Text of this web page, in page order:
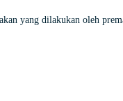
yang dilakukan oleh